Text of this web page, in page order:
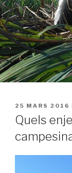
25 MARS 2016
Quels